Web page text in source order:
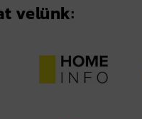
velünk: